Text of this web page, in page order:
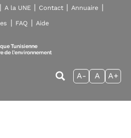
A la UNE Contact Annuaire
FAQ Aide
A- A A+